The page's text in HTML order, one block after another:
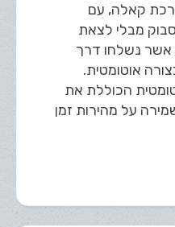
קאלה, עם
מבלי לצאת
אשר נשלחו דרך
אוטומטית.
הכוללת את
על מהירות זמן